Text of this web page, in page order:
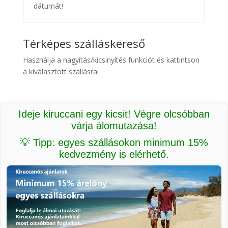
dátumát!
Térképes szálláskereső
Használja a nagyítás/kicsinyítés funkciót és kattintson
a kiválasztott szállásra!
Ideje kiruccani egy kicsit! Végre olcsóbban
várja álomutazása!
💡 Tipp: egyes szállásokon minimum 15%
kedvezmény is elérhető.